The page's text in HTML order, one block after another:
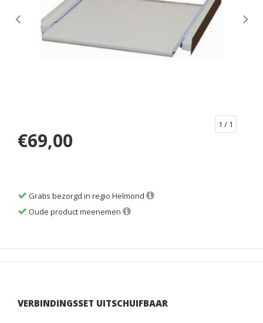
1 / 1
€69,00
Gratis bezorgd in regio Helmond
Oude product meenemen
VERBINDINGSSET UITSCHUIFBAAR